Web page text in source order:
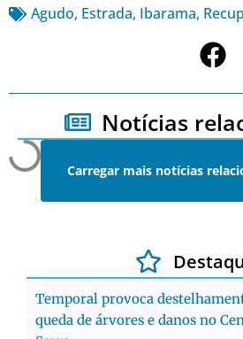
Agudo, Estrada, Ibarama,
Notícias
Carregar mais notícias
Temporal provoca
queda de árvores e danos no